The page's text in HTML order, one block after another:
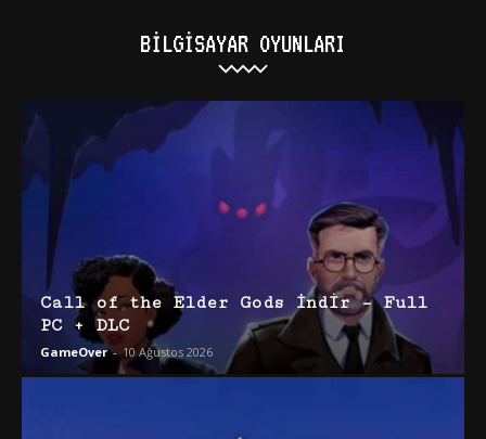
BILGISAYAR OYUNLARI
Call of the Elder Gods İndir – Full
PC + DLC
GameOver - 10 Ağustos 2026